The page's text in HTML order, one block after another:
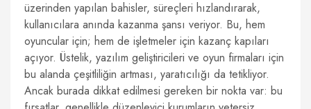
üzerinden yapılan bahisler, süreçleri hızlandırarak,
kullanıcılara anında kazanma şansı veriyor. Bu, hem
oyuncular için; hem de işletmeler için kazanç kapıları
açıyor. Üstelik, yazılım geliştiricileri ve oyun firmaları için
bu alanda çeşitliliğin artması, yaratıcılığı da tetikliyor.
Ancak burada dikkat edilmesi gereken bir nokta var: bu